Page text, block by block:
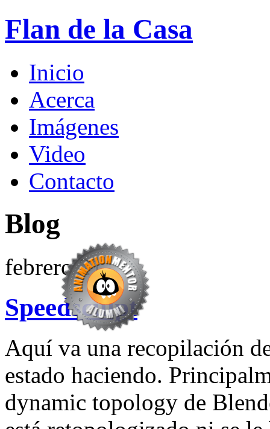
Flan de la Casa
Inicio
Acerca
Imágenes
Video
Contacto
Blog
febrero21
Speedsculpt
Aquí va una recopilación
estado haciendo.
dynamic topology de